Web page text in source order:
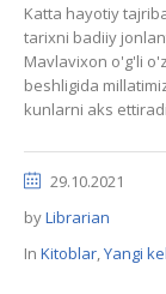
Katta hayotiy
tarixni badiiy
Mavlavixon o'g'li
beshligida
kunlarni aks
29.10.2021
byLibrarian
In Kitoblar,Yangi